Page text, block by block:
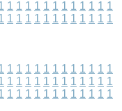
1 1 1 1 1 1 1 1 1 1 1 1
1 1 1 1 1 1 1 1 1 1 1 1
1 1 1 1 1 1 1 1 1 1 1 1
1 1 1 1 1 1 1 1 1 1 1 1
1 1 1 1 1 1 1 1 1 1 1 1